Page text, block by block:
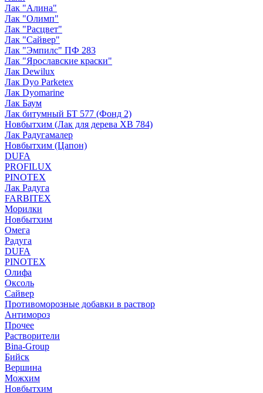
Лак "Алина"
Лак "Олимп"
Лак "Расцвет"
Лак "Сайвер"
Лак "Эмпилс" ПФ 283
Лак "Ярославские краски"
Лак Dewilux
Лак Dyo Parketex
Лак Dyomarine
Лак Баум
Лак битумный БТ 577 (Фонд 2)
Новбытхим (Лак для дерева ХВ 784)
Лак Радугамалер
Новбытхим (Цапон)
DUFA
PROFILUX
PINOTEX
Лак Радуга
FARBITEX
Морилки
Новбытхим
Омега
Радуга
DUFA
PINOTEX
Олифа
Оксоль
Сайвер
Противоморозные добавки в раствор
Антимороз
Прочее
Растворители
Bina-Group
Бийск
Вершина
Можхим
Новбытхим